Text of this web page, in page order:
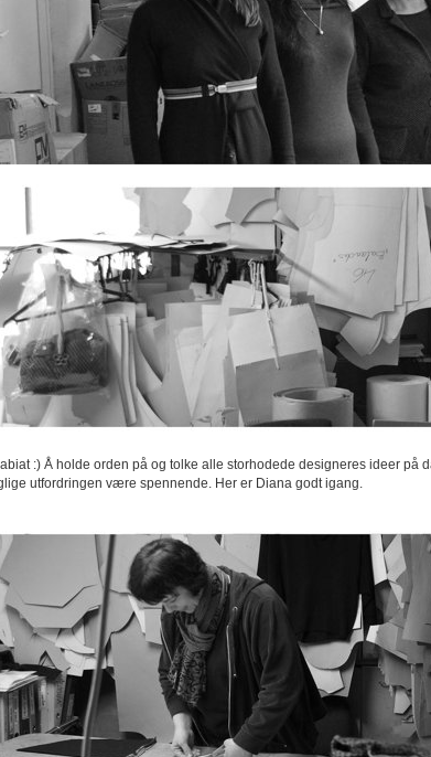
:) Å holde orden på og tolke alle storhodede designeres ideer
utfordringen være spennende. Her er Diana godt igang.